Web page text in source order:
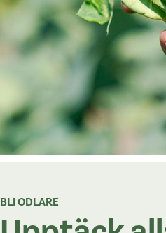
BLI ODLARE